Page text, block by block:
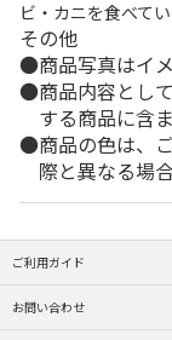
ビ・カニを食べて
その他
商品写真はイ
商品内容とし
する商品に含
商品の色は、
際と異なる場
ご利用ガイド
お問い合わせ